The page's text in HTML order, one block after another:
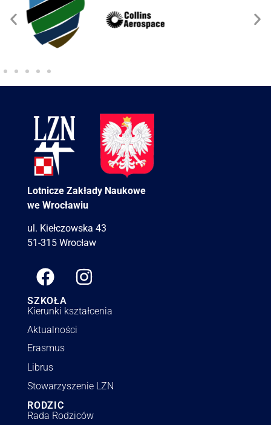
Lotnicze Zakłady Naukowe
we Wrocławiu
ul. Kiełczowska 43
51-315 Wrocław
SZKOŁA
Kierunki kształcenia
Aktualności
Erasmus
Librus
Stowarzyszenie LZN
RODZIC
Rada Rodziców